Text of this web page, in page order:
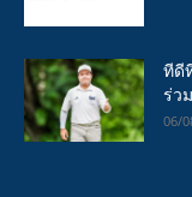
ทีดี
ร่ว
06/